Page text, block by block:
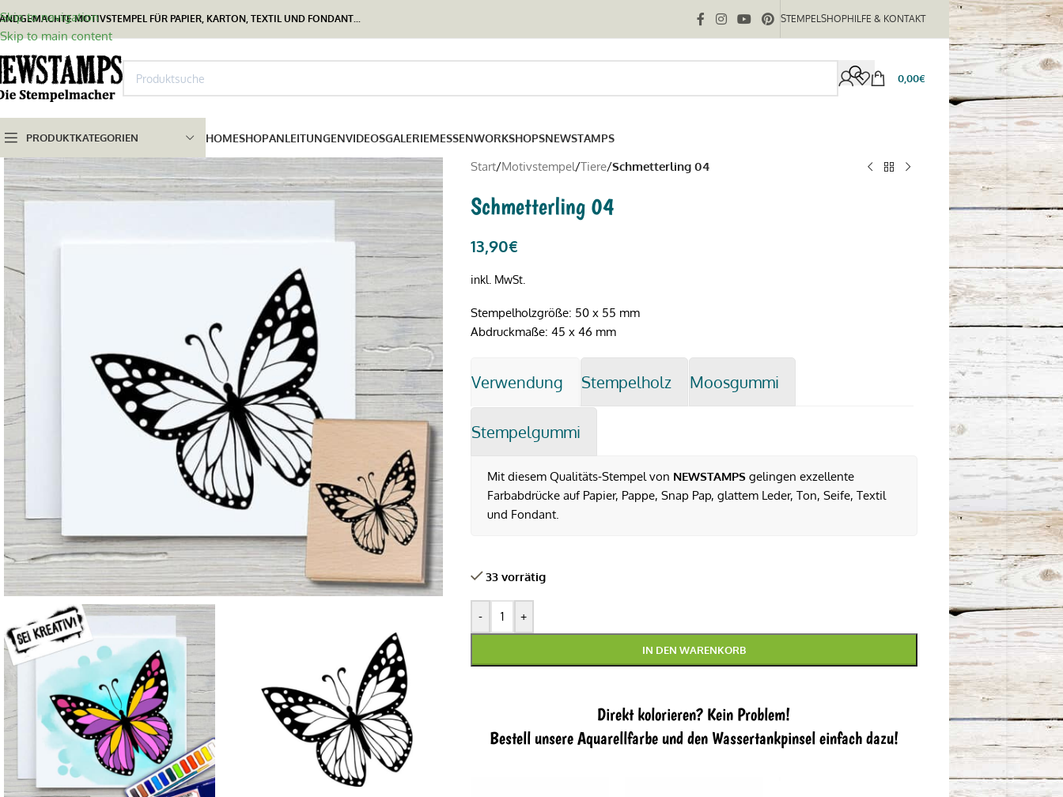
Skip to navigation
Skip to main content
MOTIVSTEMPEL FÜR PAPIER, KARTON, TEXTIL UND FONDANT... STEMPELSHOPHILFE & KONTAKT
0,00€
PRODUKTKATEGORIEN HOMESHOPANLEITUNGENVIDEOSGALERIEMESSENWORKSHOPSNEWSTAMPS
Start/Motivstempel/Tiere/Schmetterling 04
Schmetterling 04
13,90€
inkl. MwSt.
Stempelholzgröße: 50 x 55 mm
Abdruckmaße: 45 x 46 mm
Verwendung Stempelholz Moosgummi
Stempelgummi
Mit diesem Qualitäts-Stempel von NEWSTAMPS gelingen exzellente
Farbabdrücke auf Papier, Pappe, Snap Pap, glattem Leder, Ton, Seife, Textil
und Fondant.
33 vorrätig
- +
IN DEN WARENKORB
Direkt kolorieren? Kein Problem!
Bestell unsere Aquarellfarbe und den Wassertankpinsel einfach dazu!